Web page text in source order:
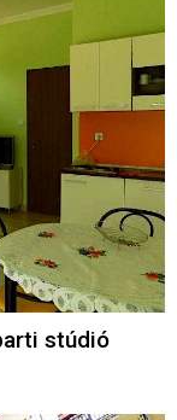
stúdió